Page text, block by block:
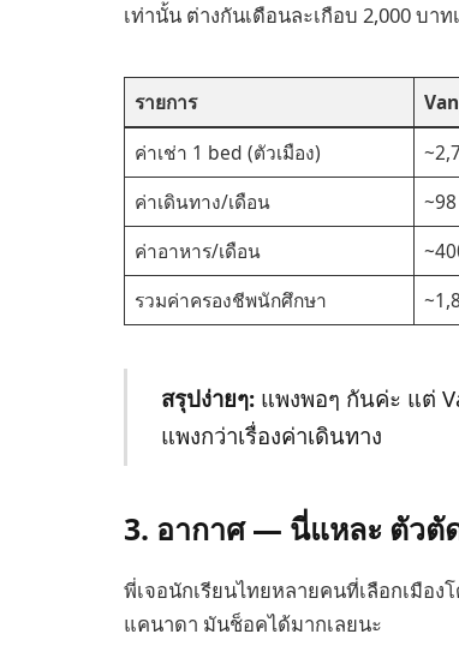
เท่านั้น ต่างกันเดือนละเกือบ 2,000 บาท
รายการ
ค่าเช่า 1 bed (ตัวเมือง)
ค่าเดินทาง/เดือน
ค่าอาหาร/เดือน
รวมค่าครองชีพนักศึกษา
สรุปง่ายๆ:แพงพอๆ กันค่ะ แต่
แพงกว่าเรื่องค่าเดินทาง
3. อากาศ — นี่แหละ ตัว
พี่เจอนักเรียนไทยหลายคนที่เลือกเมือง
แคนาดา มันช็อคได้มากเลยนะ